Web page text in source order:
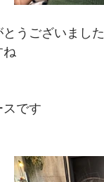
うございました
ね
スです